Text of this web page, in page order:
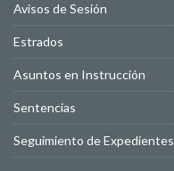
Avisos de Sesión
Estrados
Asuntos en Instrucción
Sentencias
Seguimiento de Expedientes